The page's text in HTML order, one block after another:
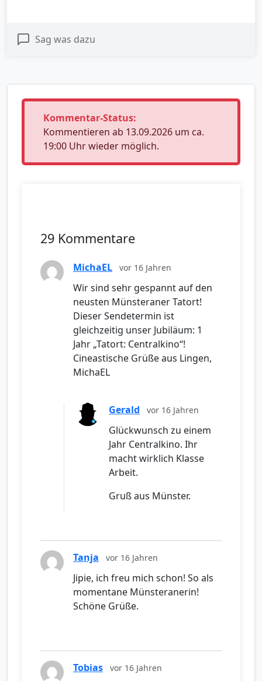
Sag was dazu
Kommentar-Status:
Kommentieren ab 13.09.2026 um ca.
19:00 Uhr wieder möglich.
29 Kommentare
MichaEL vor 16 Jahren
Wir sind sehr gespannt auf den
neusten Münsteraner Tatort!
Dieser Sendetermin ist
gleichzeitig unser Jubiläum: 1
Jahr „Tatort: Centralkino“!
Cineastische Grüße aus Lingen,
MichaEL
Gerald vor 16 Jahren
Glückwunsch zu einem
Jahr Centralkino. Ihr
macht wirklich Klasse
Arbeit.
Gruß aus Münster.
Tanja vor 16 Jahren
Jipie, ich freu mich schon! So als
momentane Münsteranerin!
Schöne Grüße.
Tobias vor 16 Jahren